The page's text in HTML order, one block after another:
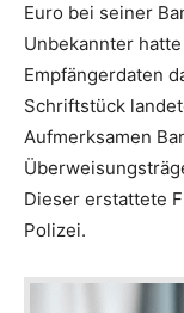
Euro bei seiner
Unbekannter
Empfängerdaten
Schriftstück
Aufmerksamen
Dieser erstattete
Polizei.